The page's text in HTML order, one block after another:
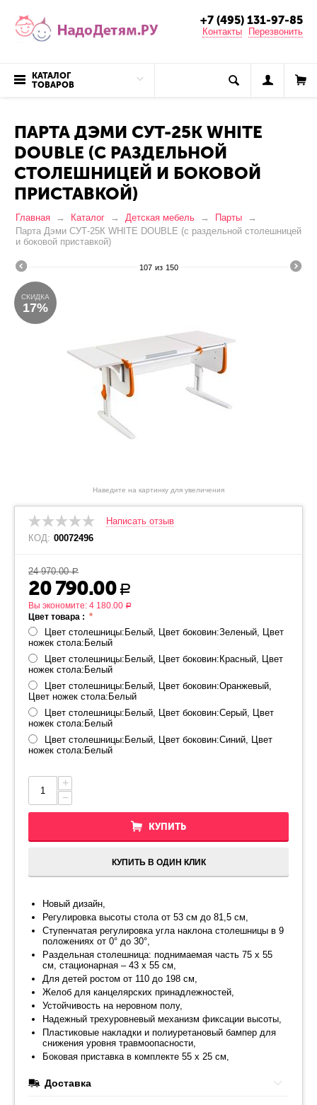
+7 (495) 131-97-85
Контакты Перезвонить
КАТАЛОГ
ТОВАРОВ
ПАРТА ДЭМИ СУТ-25К WHITE
DOUBLE (С РАЗДЕЛЬНОЙ
СТОЛЕШНИЦЕЙ И БОКОВОЙ
ПРИСТАВКОЙ)
Главная Каталог Детская мебель
Парты
Парта Дэми СУТ-25К WHITE DOUBLE (с раздельной столешницей
и боковой приставкой)
107 из 150
СКИДКА
17%
Наведите на картинку для увеличения
Написать отзыв
КОД: 00072496
24 970.00 Р
20 790.00 Р
Вы экономите: 4 180.00 Р
Цвет товара :
Цвет столешницы:Белый, Цвет боковин:Зеленый, Цвет
ножек стола:Белый
Цвет столешницы:Белый, Цвет боковин:Красный, Цвет
ножек стола:Белый
Цвет столешницы:Белый, Цвет боковин:Оранжевый,
Цвет ножек стола:Белый
Цвет столешницы:Белый, Цвет боковин:Серый, Цвет
ножек стола:Белый
Цвет столешницы:Белый, Цвет боковин:Синий, Цвет
ножек стола:Белый
+
−
КУПИТЬ
КУПИТЬ В ОДИН КЛИК
Новый дизайн,
Регулировка высоты стола от 53 см до 81,5 см,
Ступенчатая регулировка угла наклона столешницы в 9
положениях от 0° до 30°,
Раздельная столешница: поднимаемая часть 75 х 55
см, стационарная – 43 х 55 см,
Для детей ростом от 110 до 198 см,
Желоб для канцелярских принадлежностей,
Устойчивость на неровном полу,
Надежный трехуровневый механизм фиксации высоты,
Пластиковые накладки и полиуретановый бампер для
снижения уровня травмоопасности,
Боковая приставка в комплекте 55 х 25 см,
Доставка